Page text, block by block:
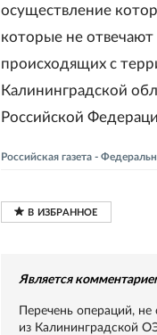
осуществление
которые не
происходящих с
Калининградской
Российской
Российская газета -
Является
Перечень операций,
из Калининградской